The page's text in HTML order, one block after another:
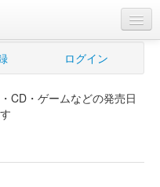
ログイン
CD・ゲームなどの発売日